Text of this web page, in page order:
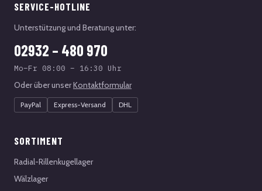
SERVICE-HOTLINE
Unterstützung und Beratung unter:
02932 – 480 970
Mo–Fr 08:00 – 16:30 Uhr
Oder über unserKontaktformular
PayPal Express-Versand DHL
SORTIMENT
Radial-Rillenkugellager
Wälzlager